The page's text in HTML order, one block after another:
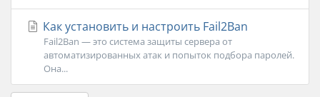
Как установить и настроить Fail2Ban
Fail2Ban — это система защиты сервера от
автоматизированных атак и попыток подбора паролей.
Она...